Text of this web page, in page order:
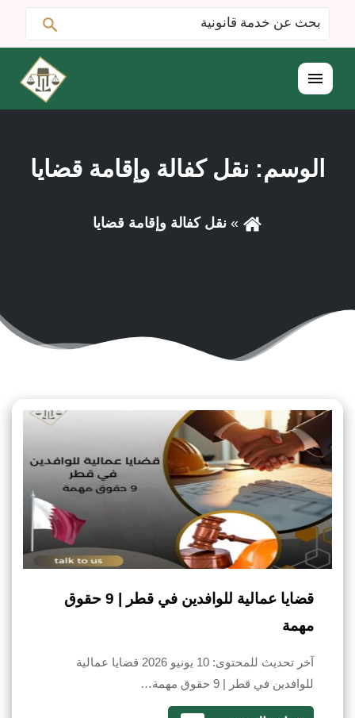
البحث
عن:
القائمة
الوسم: نقل كفالة وإقامة قضايا
نقل كفالة وإقامة قضايا
قضايا عمالية للوافدين في قطر | 9 حقوق
مهمة
آخر تحديث للمحتوى: 10 يونيو 2026 قضايا عمالية
للوافدين في قطر | 9 حقوق مهمة…